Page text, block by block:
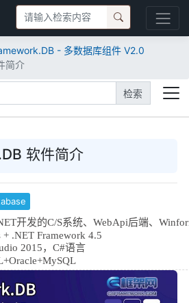
- 多数据库组件 V2.0
简介
检索
软件简介
开发的C/S系统、WebApi后端、
.NET Framework 4.5
2015，C#语言